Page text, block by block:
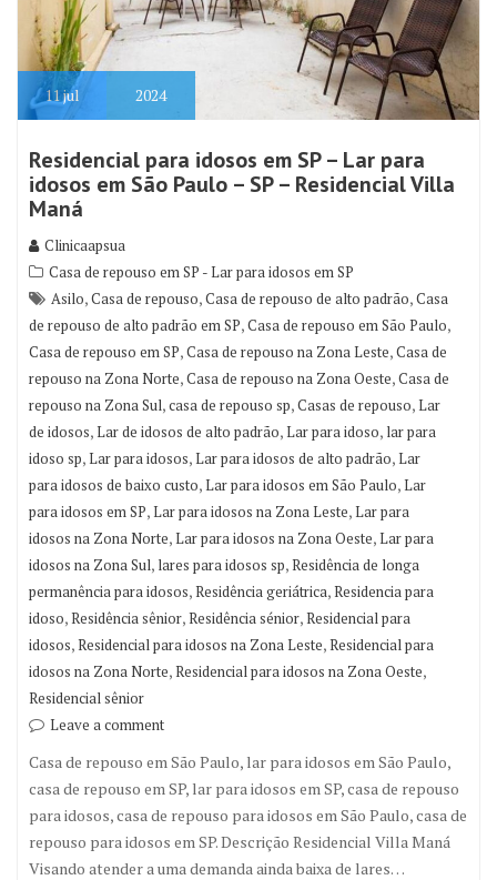
11jul 2024
Residencial para idosos em SP – Lar para
idosos em São Paulo – SP – Residencial Villa
Maná
Clinicaapsua
Casa de repouso em SP - Lar para idosos em SP
Asilo,Casa de repouso,Casa de repouso de alto padrão,Casa
de repouso de alto padrão em SP,Casa de repouso em São Paulo,
Casa de repouso em SP,Casa de repouso na Zona Leste,Casa de
repouso na Zona Norte,Casa de repouso na Zona Oeste,Casa de
repouso na Zona Sul,casa de repouso sp,Casas de repouso,Lar
de idosos,Lar de idosos de alto padrão,Lar para idoso, lar para
idoso sp,Lar para idosos,Lar para idosos de alto padrão,Lar
para idosos de baixo custo,Lar para idosos em São Paulo,Lar
para idosos em SP,Lar para idosos na Zona Leste,Lar para
idosos na Zona Norte,Lar para idosos na Zona Oeste,Lar para
idosos na Zona Sul, lares para idosos sp,Residência de longa
permanência para idosos,Residência geriátrica,Residencia para
idoso,Residência sênior,Residência sénior,Residencial para
idosos,Residencial para idosos na Zona Leste,Residencial para
idosos na Zona Norte,Residencial para idosos na Zona Oeste,
Residencial sênior
Leave a comment
Casa de repouso em São Paulo, lar para idosos em São Paulo,
casa de repouso em SP, lar para idosos em SP, casa de repouso
para idosos, casa de repouso para idosos em São Paulo, casa de
repouso para idosos em SP. Descrição Residencial Villa Maná
Visando atender a uma demanda ainda baixa de lares…